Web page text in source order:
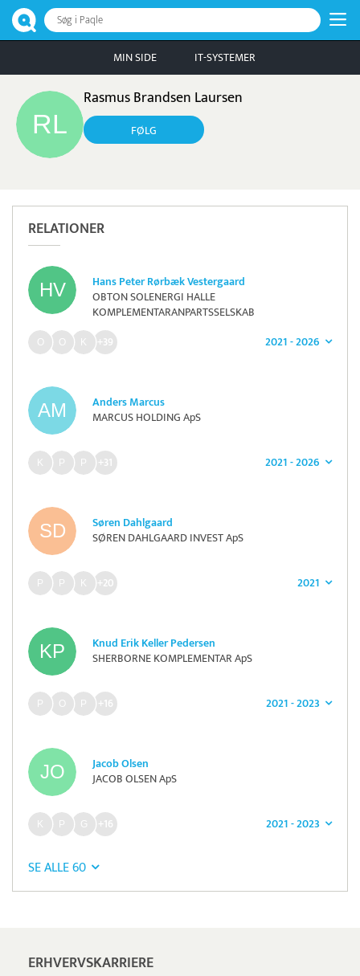
Søg i Paqle
MIN SIDE IT-SYSTEMER
Rasmus Brandsen Laursen
FØLG
RELATIONER
Hans Peter Rørbæk Vestergaard
OBTON SOLENERGI HALLE
KOMPLEMENTARANPARTSSELSKAB
2021 - 2026
+39
Anders Marcus
MARCUS HOLDING ApS
2021 - 2026
+31
Søren Dahlgaard
SØREN DAHLGAARD INVEST ApS
2021
+20
Knud Erik Keller Pedersen
SHERBORNE KOMPLEMENTAR ApS
2021 - 2023
+16
Jacob Olsen
JACOB OLSEN ApS
2021 - 2023
+16
SE ALLE 60
ERHVERVSKARRIERE